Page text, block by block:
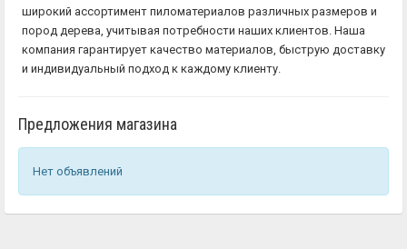
широкий ассортимент пиломатериалов различных размеров и
пород дерева, учитывая потребности наших клиентов. Наша
компания гарантирует качество материалов, быструю доставку
и индивидуальный подход к каждому клиенту.
Предложения магазина
Нет объявлений